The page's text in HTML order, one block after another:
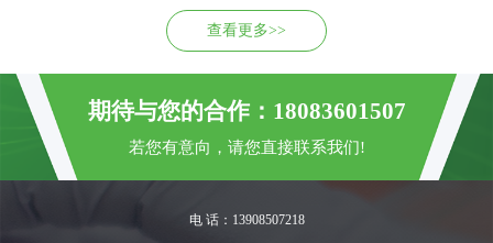
查看更多>>
期待与您的合作：18083601507
若您有意向，请您直接联系我们!
电 话：13908507218